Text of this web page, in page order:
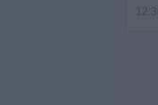
12:30